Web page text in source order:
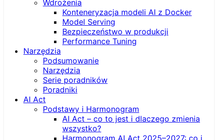
Wdrożenia
Konteneryzacja modeli AI z Docker
Model Serving
Bezpieczeństwo w produkcji
Performance Tuning
Narzędzia
Podsumowanie
Narzędzia
Serie poradników
Poradniki
AI Act
Podstawy i Harmonogram
AI Act – co to jest i dlaczego zmienia
wszystko?
Harmonogram AI Act 2025–2027: co i